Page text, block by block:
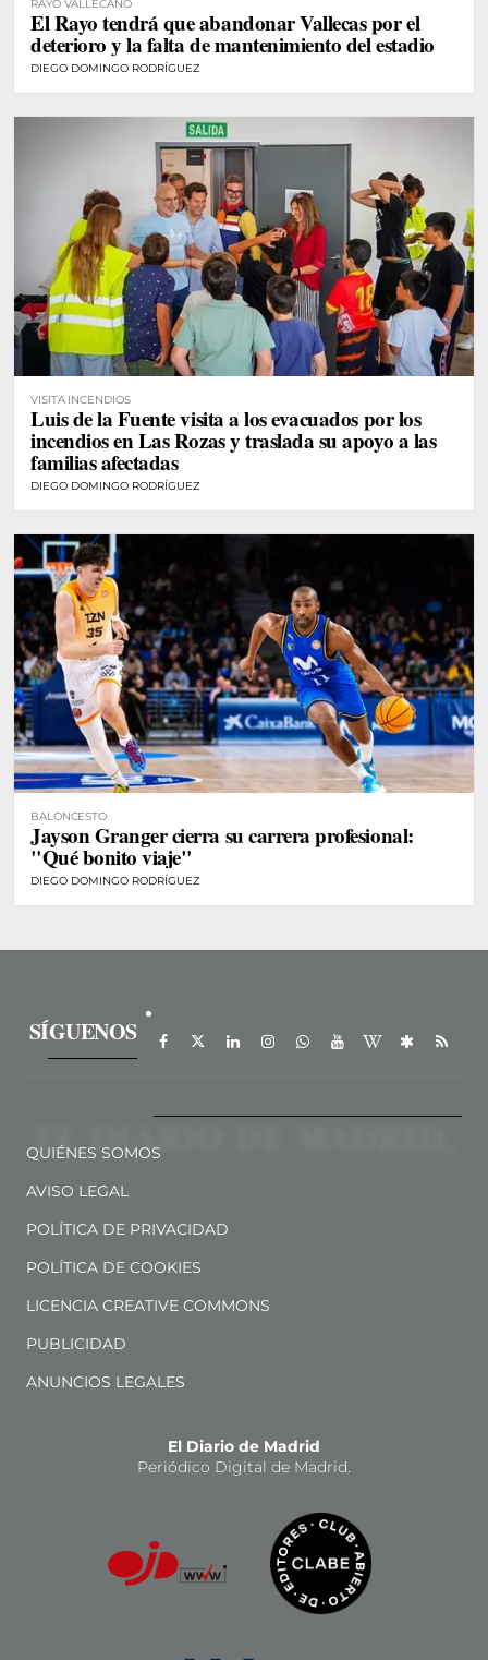
RAYO VALLECANO
El Rayo tendrá que abandonar Vallecas por el
deterioro y la falta de mantenimiento del estadio
DIEGO DOMINGO RODRÍGUEZ
VISITA INCENDIOS
Luis de la Fuente visita a los evacuados por los
incendios en Las Rozas y traslada su apoyo a las
familias afectadas
DIEGO DOMINGO RODRÍGUEZ
BALONCESTO
Jayson Granger cierra su carrera profesional:
"Qué bonito viaje"
DIEGO DOMINGO RODRÍGUEZ
SÍGUENOS
QUIÉNES SOMOS
AVISO LEGAL
POLÍTICA DE PRIVACIDAD
POLÍTICA DE COOKIES
LICENCIA CREATIVE COMMONS
PUBLICIDAD
ANUNCIOS LEGALES
El Diario de Madrid
Periódico Digital de Madrid.